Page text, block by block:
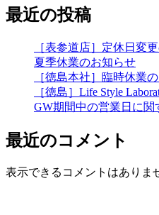
ビ
ン
最近の投稿
［表参道店］定休日変
夏季休業のお知らせ
［徳島本社］臨時休業
［徳島］Life Style
GW期間中の営業日に関
最近のコメント
表示できるコメントはありま